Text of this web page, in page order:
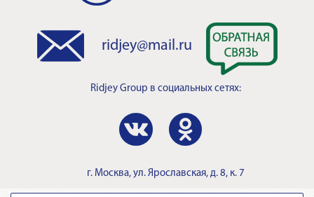
ridjey@mail.ru
Ridjey Group в социальных сетях:
г. Москва, ул. Ярославская, д. 8, к. 7